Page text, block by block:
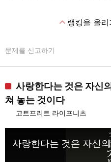
expand_less랭킹을 올리
문제를 신고하기
사랑한다는 것은 자신
쳐 놓는 것이다
고트프리트 라이프니츠
사랑한다는 것은 자신